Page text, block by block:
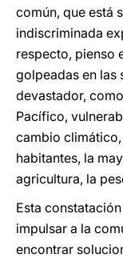
común, que está
indiscriminada
respecto, pienso
golpeadas en las
devastador,
Pacífico,
cambio
habitantes, la
agricultura, la
Esta
impulsar a la
encontrar